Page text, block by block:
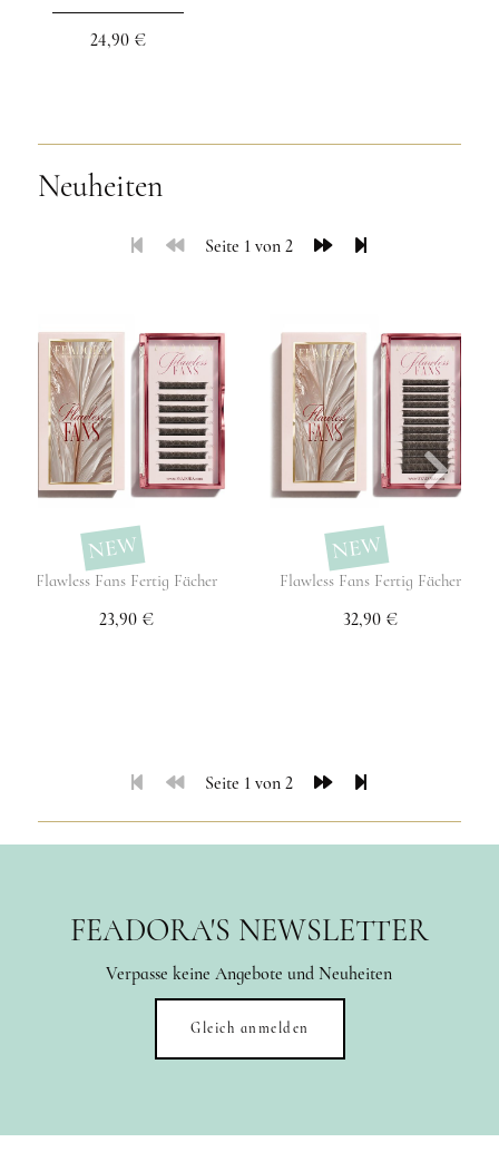
24,90 €
Neuheiten
Seite 1 von 2
NEW
Flawless Fans Fertig Fächer
23,90 €
NEW
Flawless Fans Fertig Fächer
32,90 €
Seite 1 von 2
FEADORA'S NEWSLETTER
Verpasse keine Angebote und Neuheiten
Gleich anmelden